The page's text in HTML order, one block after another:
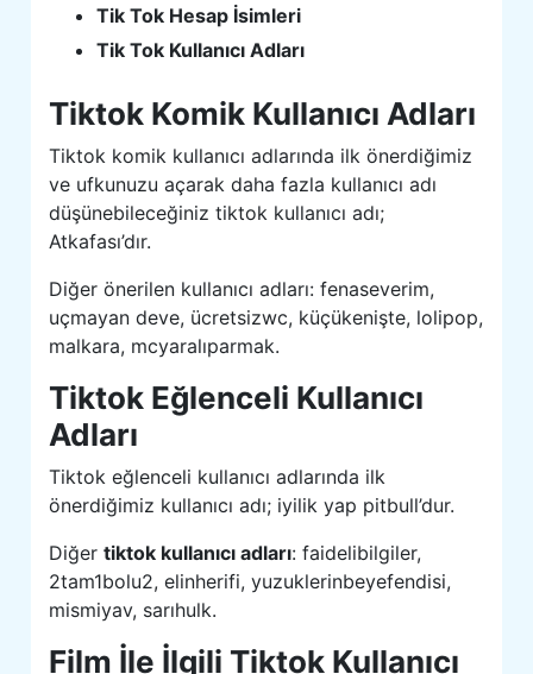
Tik Tok Hesap İsimleri
Tik Tok Kullanıcı Adları
Tiktok Komik Kullanıcı Adları
Tiktok komik kullanıcı adlarında ilk önerdiğimiz
ve ufkunuzu açarak daha fazla kullanıcı adı
düşünebileceğiniz tiktok kullanıcı adı;
Atkafası’dır.
Diğer önerilen kullanıcı adları: fenaseverim,
uçmayan deve, ücretsizwc, küçükenişte, lolipop,
malkara, mcyaralıparmak.
Tiktok Eğlenceli Kullanıcı
Adları
Tiktok eğlenceli kullanıcı adlarında ilk
önerdiğimiz kullanıcı adı; iyilik yap pitbull’dur.
Diğertiktok kullanıcı adları: faidelibilgiler,
2tam1bolu2, elinherifi, yuzuklerinbeyefendisi,
mismiyav, sarıhulk.
Film İle İlgili Tiktok Kullanıcı